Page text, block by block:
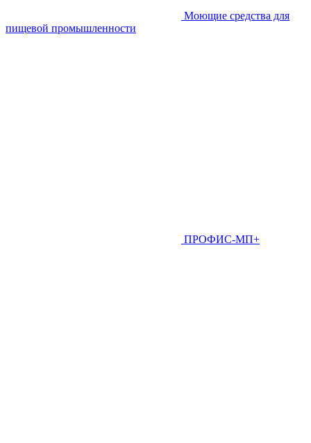
Моющие средства для
пищевой промышленности
ПРОФИС-МП+